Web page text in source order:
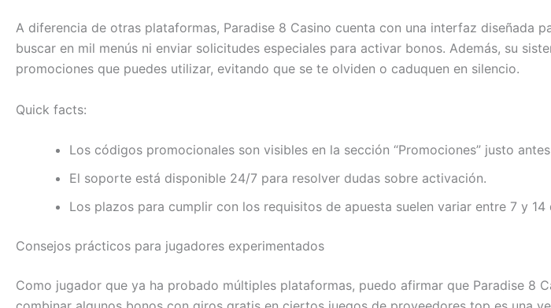
A diferencia de otras plataformas, Paradise 8 Casino cuenta con una interfaz diseñada
buscar en mil menús ni enviar solicitudes especiales para activar bonos. Además, su
promociones que puedes utilizar, evitando que se te olviden o caduquen en silencio.
Quick facts:
Los códigos promocionales son visibles en la sección “Promociones” justo
El soporte está disponible 24/7 para resolver dudas sobre activación.
Los plazos para cumplir con los requisitos de apuesta suelen variar entre 7 y 14
Consejos prácticos para jugadores experimentados
Como jugador que ya ha probado múltiples plataformas, puedo afirmar que Paradise